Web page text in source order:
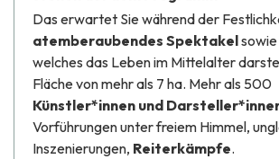
Das erwartet Sie während der
atemberaubendes Spektakel
welches das Leben im Mittelalter
Fläche von mehr als 7 ha. Mehr als 500
Künstler*innen und
Vorführungen unter freiem Himmel,
Inszenierungen, Reiterkämpfe.